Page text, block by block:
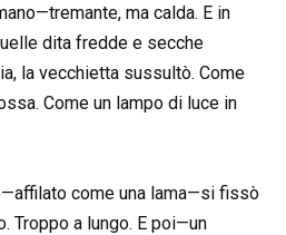
ma calda. E in
dita fredde e secche
la vecchietta sussultò. Come
Come un lampo di luce in
come una lama—si fissò
Troppo a lungo. E poi—un